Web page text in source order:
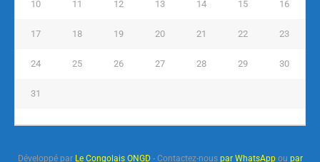
10 11 12 13 14 15 16
17 18 19 20 21 22 23
24 25 26 27 28 29 30
31
Développé par Le Congolais ONGD- Contactez-nous par WhatsAppou par